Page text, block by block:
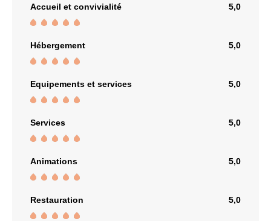
Grâce à eux, chaque journée était remplie de
rires, de moments partagés et de belles
leur bienveillance — ils ont largement contribué
à la réussite de notre séjour ! 👏
Accueil et convivialité 5,0
Hébergement 5,0
Equipements et services 5,0
Services 5,0
Animations 5,0
Restauration 5,0